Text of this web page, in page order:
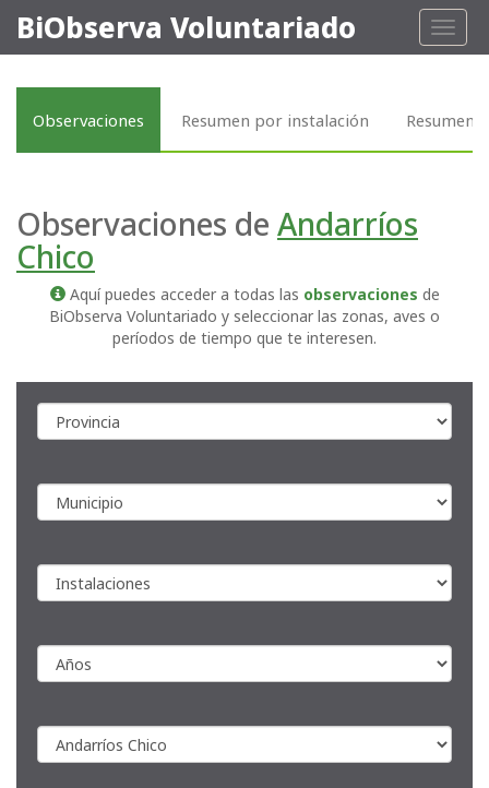
Toggle
BiObserva Voluntariado
Observaciones Resumen por instalación Resumen
Observaciones de Andarríos
Chico
Aquí puedes acceder a todas las observaciones de
BiObserva Voluntariado y seleccionar las zonas, aves o
períodos de tiempo que te interesen.